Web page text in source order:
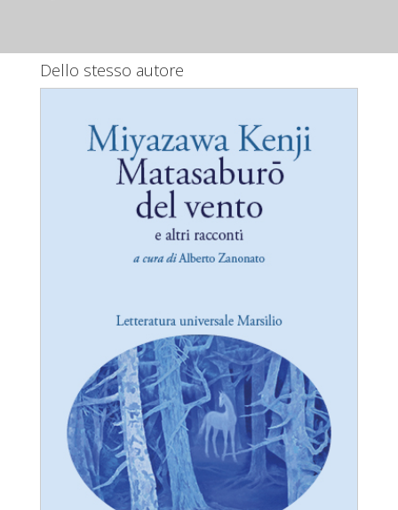
Dello stesso autore